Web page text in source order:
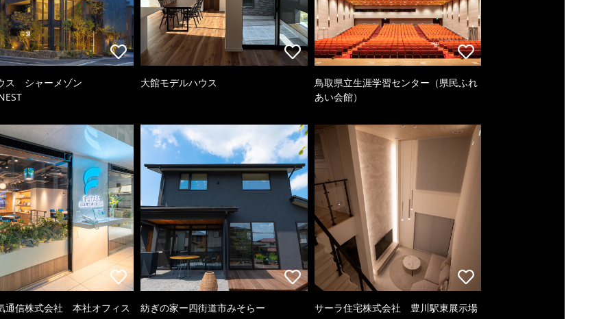
ス シャーメゾン
大館モデルハウス
鳥取県立生涯学習センター（県民ふれ
あい会館）
通信株式会社 本社オフィス 紡ぎの家ー四街道市みそらー サーラ住宅株式会社 豊川駅東展示場